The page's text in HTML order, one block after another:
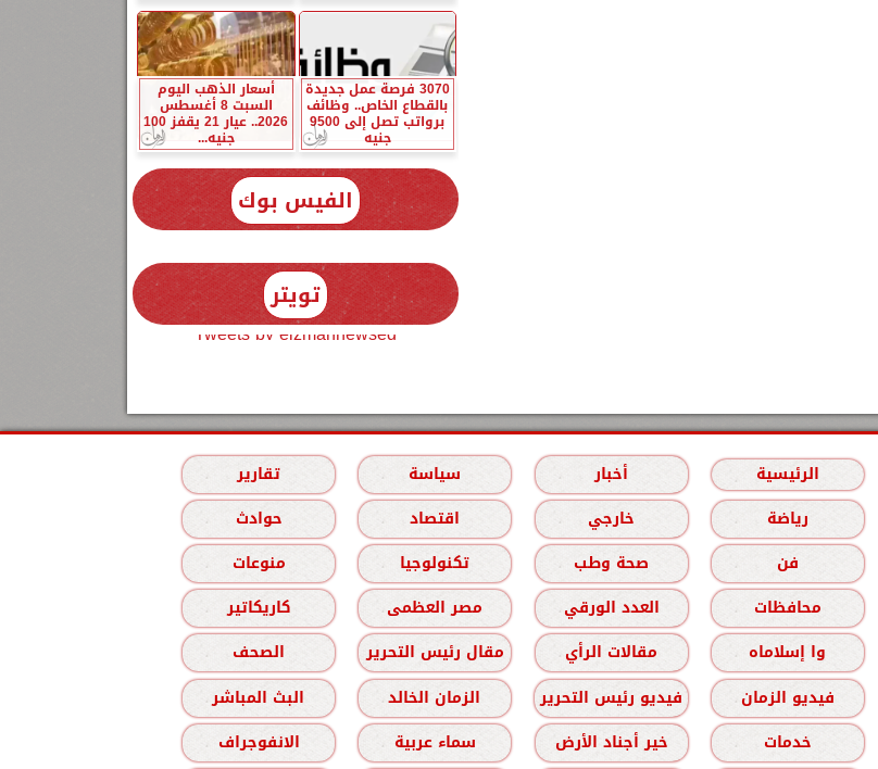
3070 فرصة عمل جديدة
بالقطاع الخاص.. وظائف
برواتب تصل إلى 9500
جنيه
أسعار الذهب اليوم
السبت 8 أغسطس
2026.. عيار 21 يقفز 100
جنيه...
الفيس بوك
تويتر
Tweets by elzmannewseg
الرئيسية أخبار سياسة
تقارير
رياضة
خارجي اقتصاد
حوادث
فن
صحة وطب تكنولوجيا
منوعات
محافظات
العدد الورقي مصر العظمى
كاريكاتير
وا إسلاماه
مقالات الرأي مقال رئيس التحرير
الصحف
فيديو الزمان
فيديو رئيس التحرير الزمان الخالد
البث المباشر
خدمات
خير أجناد الأرض سماء عربية الانفوجراف